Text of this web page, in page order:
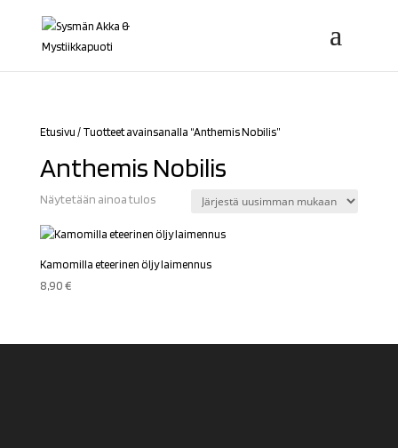
Etusivu / Tuotteet avainsanalla “Anthemis Nobilis”
Anthemis Nobilis
Näytetään ainoa tulos
Kamomilla eteerinen öljy laimennus
8,90€